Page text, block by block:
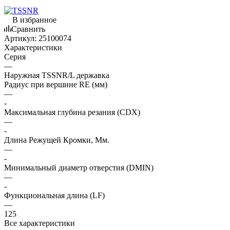
В избранное
Сравнить
Артикул: 25100074
Характеристики
Серия
—
Наружная TSSNR/L державка
Радиус при вершине RE (мм)
—
-
Максимальная глубина резания (CDX)
—
-
Длина Режущей Кромки, Мм.
—
-
Минимальный диаметр отверстия (DMIN)
—
-
Функциональная длина (LF)
—
125
Все характеристики